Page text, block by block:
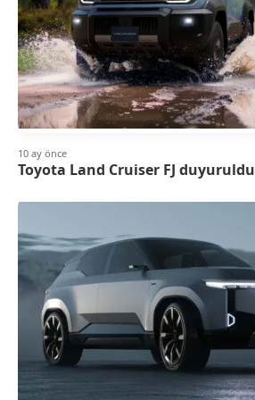
10 ay önce
Toyota Land Cruiser FJ duyuruldu